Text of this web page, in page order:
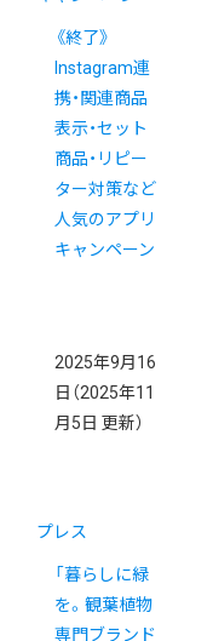
《終了》
Instagram連
携・関連商品
表示・セット
商品・リピー
ター対策など
人気のアプリ
キャンペーン
2025年9月16
日 （2025年11
月5日 更新）
プレス
「暮らしに緑
を。観葉植物
専門ブランド